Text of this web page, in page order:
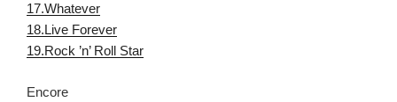
17.Whatever
18.Live Forever
19.Rock ’n’ Roll Star
Encore